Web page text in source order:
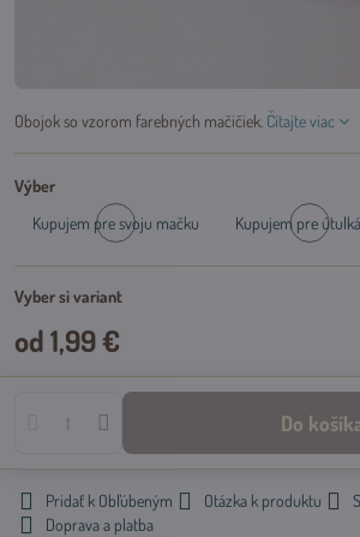
Obojok so vzorom farebných mačičiek. Čítajte viac
Výber
Kupujem pre svoju mačku
Kupujem pre
Vyber si variant
od 1,99 €
Do
Pridať k Obľúbeným Otázka k produktu
Doprava a platba